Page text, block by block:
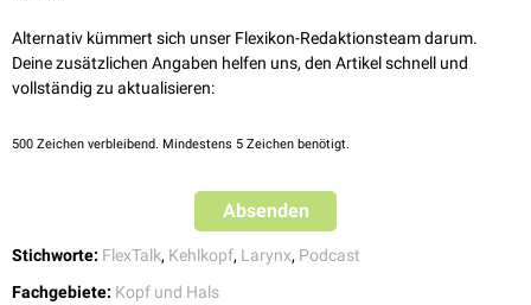
Alternativ kümmert sich unser Flexikon-Redaktionsteam darum.
Deine zusätzlichen Angaben helfen uns, den Artikel schnell und
vollständig zu aktualisieren:
500 Zeichen verbleibend. Mindestens 5 Zeichen benötigt.
Absenden
Stichworte: FlexTalk, Kehlkopf, Larynx, Podcast
Fachgebiete: Kopf und Hals